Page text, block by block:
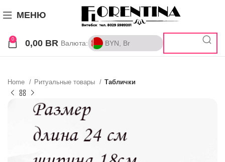
МЕНЮ
0 0,00 BR Валюта: BYN, Br
BYN, Br
Home Ритуальные товары Таблички